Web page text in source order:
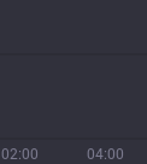
02:00 04:00